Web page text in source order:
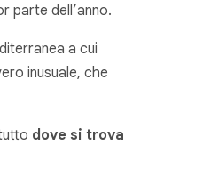
parte dell’anno.
a cui
inusuale, che
dove si trova